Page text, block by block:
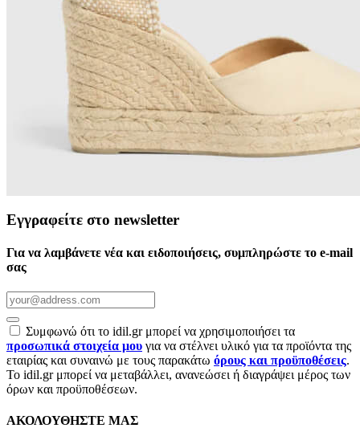
Εγγραφείτε στο newsletter
Για να λαμβάνετε νέα και ειδοποιήσεις, συμπληρώστε το e-mail
σας
Συμφωνώ ότι το idil.gr μπορεί να χρησιμοποιήσει τα
προσωπικά στοιχεία μου για να στέλνει υλικό για τα προϊόντα της
εταιρίας και συναινώ με τους παρακάτω όρους και προϋποθέσεις.
Το idil.gr μπορεί να μεταβάλλει, ανανεώσει ή διαγράψει μέρος των
όρων και προϋποθέσεων.
ΑΚΟΛΟΥΘΗΣΤΕ ΜΑΣ